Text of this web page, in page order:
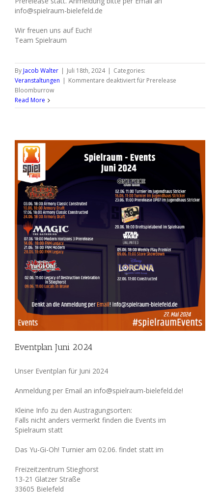
info@spielraum-bielefeld.de
Wir freuen uns auf Euch!
Team Spielraum
ByJacob Walter | Juli 18th, 2024 | Categories:
Veranstaltungen | Kommentare deaktiviertfür Prerelease
Bloomburrow
Read More
Eventplan Juni 2024
Unser Eventplan für Juni 2024
Anmeldung per Email an info@spielraum-bielefeld.de!
Kleine Info zu den Austragungsorten:
Falls nicht anders vermerkt finden die Events im
Spielraum statt
Das Yu-Gi-Oh! Turnier am 02.06. findet statt im
Freizeitzentrum Stieghorst
13-21 Glatzer Straße
33605 Bielefeld